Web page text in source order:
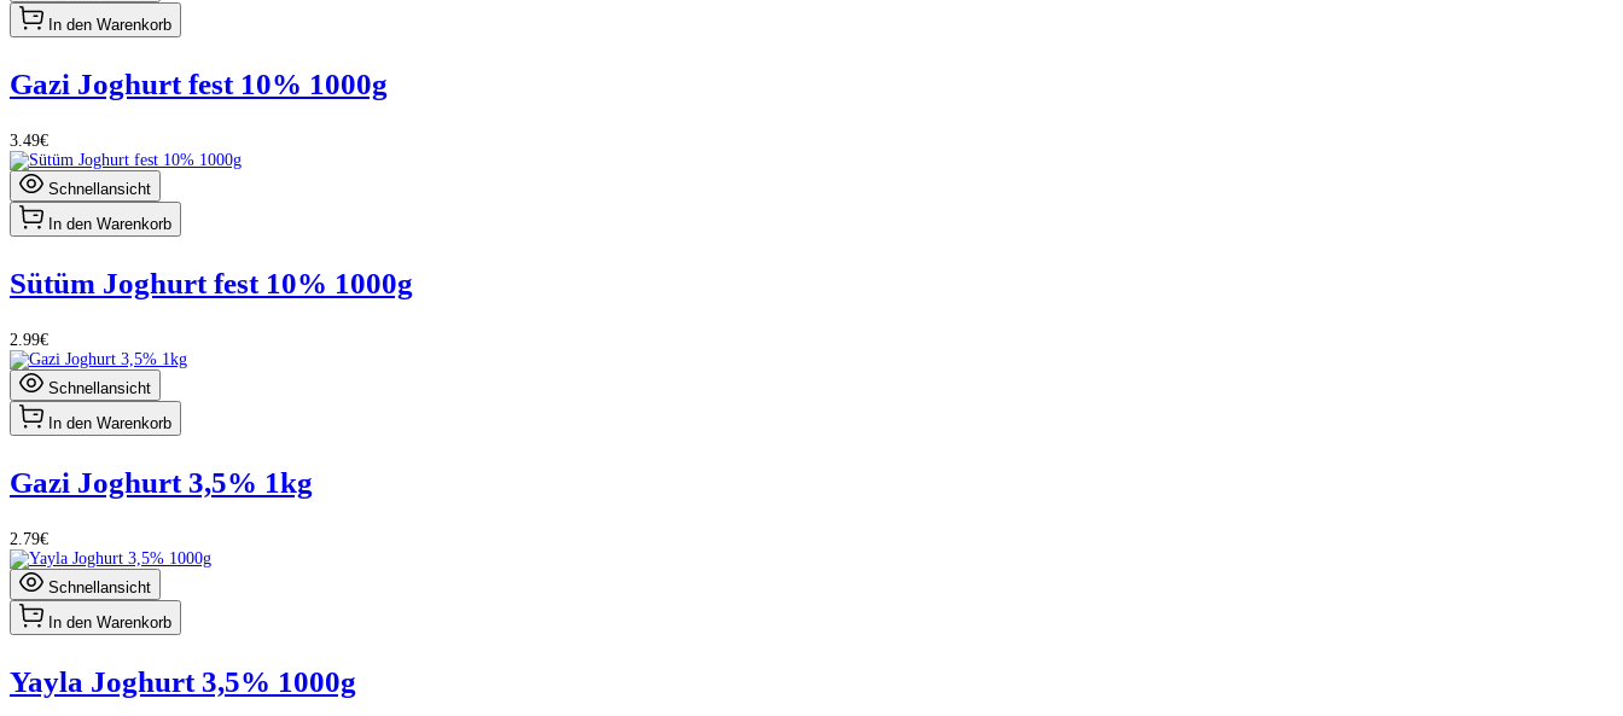
In den Warenkorb
Gazi Joghurt fest 10% 1000g
3.49€
Schnellansicht
In den Warenkorb
Sütüm Joghurt fest 10% 1000g
2.99€
Schnellansicht
In den Warenkorb
Gazi Joghurt 3,5% 1kg
2.79€
Schnellansicht
In den Warenkorb
Yayla Joghurt 3,5% 1000g